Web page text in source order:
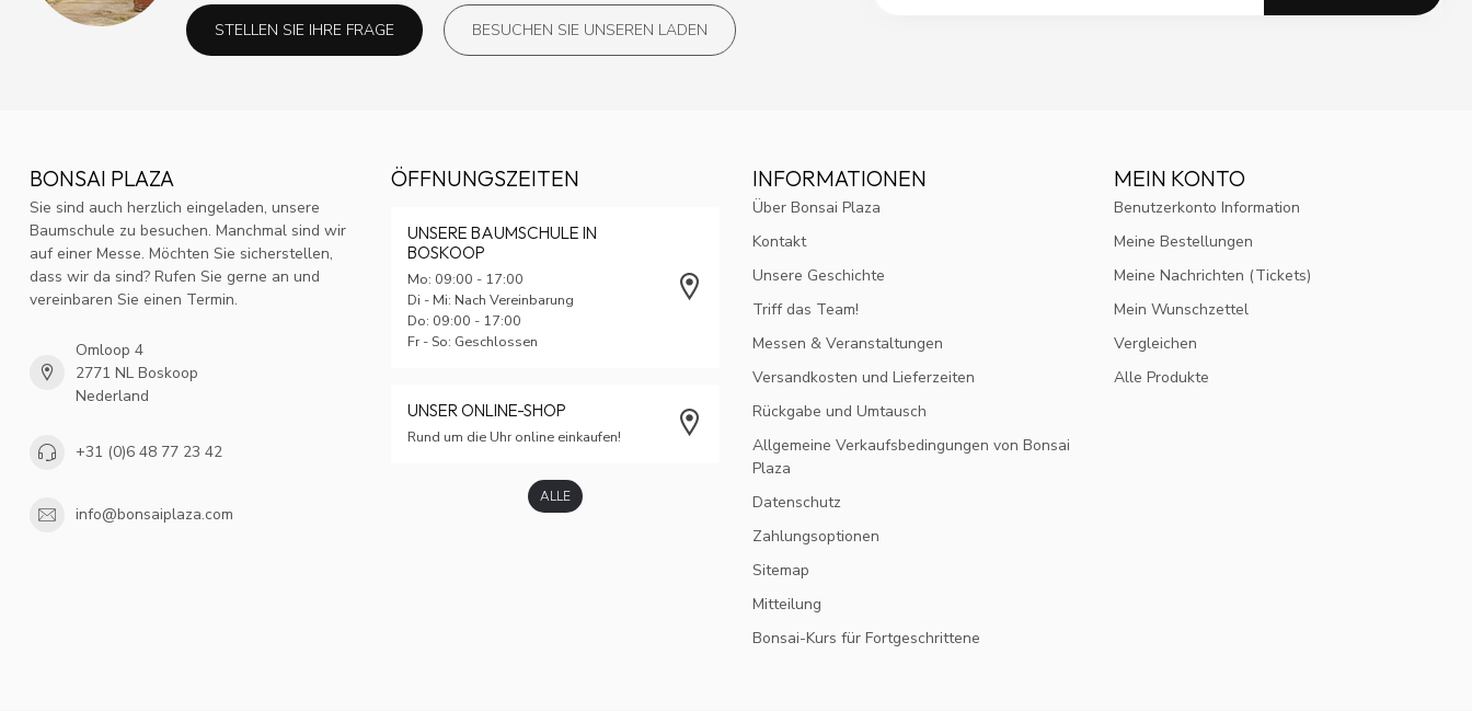
STELLEN SIE IHRE FRAGE BESUCHEN SIE UNSEREN LADEN
BONSAI PLAZA
Sie sind auch herzlich eingeladen, unsere
Baumschule zu besuchen. Manchmal sind wir
auf einer Messe. Möchten Sie sicherstellen,
dass wir da sind? Rufen Sie gerne an und
vereinbaren Sie einen Termin.
Omloop 4
2771 NL Boskoop
Nederland
+31 (0)6 48 77 23 42
info@bonsaiplaza.com
ÖFFNUNGSZEITEN
UNSERE BAUMSCHULE IN
BOSKOOP
Mo: 09:00 - 17:00
Di - Mi: Nach Vereinbarung
Do: 09:00 - 17:00
Fr - So: Geschlossen
UNSER ONLINE-SHOP
Rund um die Uhr online einkaufen!
ALLE
INFORMATIONEN
Über Bonsai Plaza
Kontakt
Unsere Geschichte
Triff das Team!
Messen & Veranstaltungen
Versandkosten und Lieferzeiten
Rückgabe und Umtausch
Allgemeine Verkaufsbedingungen von Bonsai
Plaza
Datenschutz
Zahlungsoptionen
Sitemap
Mitteilung
Bonsai-Kurs für Fortgeschrittene
MEIN KONTO
Benutzerkonto Information
Meine Bestellungen
Meine Nachrichten (Tickets)
Mein Wunschzettel
Vergleichen
Alle Produkte